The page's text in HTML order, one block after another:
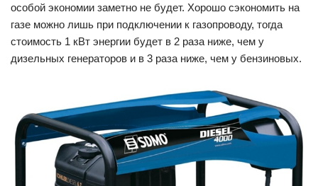
особой экономии заметно не будет. Хорошо сэкономить на
газе можно лишь при подключении к газопроводу, тогда
стоимость 1 кВт энергии будет в 2 раза ниже, чем у
дизельных генераторов и в 3 раза ниже, чем у бензиновых.